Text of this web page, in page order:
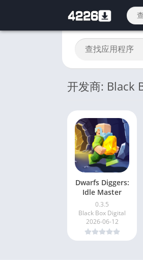
开发商: Black
Dwarfs Diggers:
Idle Master
0.3.5
Black Box Digital
2026-06-12